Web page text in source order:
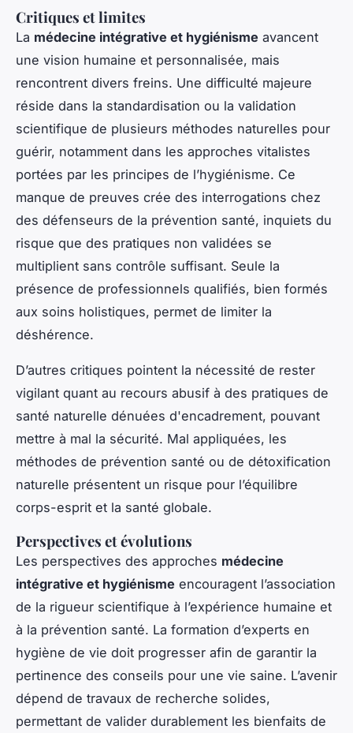
Critiques et limites
La médecine intégrative et hygiénisme avancent
une vision humaine et personnalisée, mais
rencontrent divers freins. Une difficulté majeure
réside dans la standardisation ou la validation
scientifique de plusieurs méthodes naturelles pour
guérir, notamment dans les approches vitalistes
portées par les principes de l’hygiénisme. Ce
manque de preuves crée des interrogations chez
des défenseurs de la prévention santé, inquiets du
risque que des pratiques non validées se
multiplient sans contrôle suffisant. Seule la
présence de professionnels qualifiés, bien formés
aux soins holistiques, permet de limiter la
déshérence.
D’autres critiques pointent la nécessité de rester
vigilant quant au recours abusif à des pratiques de
santé naturelle dénuées d'encadrement, pouvant
mettre à mal la sécurité. Mal appliquées, les
méthodes de prévention santé ou de détoxification
naturelle présentent un risque pour l’équilibre
corps-esprit et la santé globale.
Perspectives et évolutions
Les perspectives des approches médecine
intégrative et hygiénisme encouragent l’association
de la rigueur scientifique à l’expérience humaine et
à la prévention santé. La formation d’experts en
hygiène de vie doit progresser afin de garantir la
pertinence des conseils pour une vie saine. L’avenir
dépend de travaux de recherche solides,
permettant de valider durablement les bienfaits de